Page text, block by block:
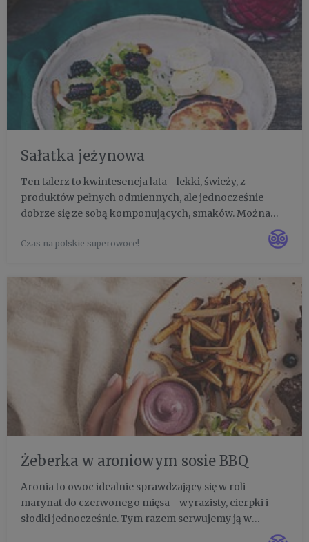
Sałatka jeżynowa
Ten talerz to kwintesencja lata - lekki, świeży, z
produktów pełnych odmiennych, ale jednocześnie
dobrze się ze sobą komponujących, smaków. Można
sytuacja niż w przypadku czasochłonnej sałatki
Czas na polskie superowoce!
Żeberka w aroniowym sosie BBQ
Aronia to owoc idealnie sprawdzający się w roli
marynat do czerwonego mięsa - wyrazisty, cierpki i
słodki jednocześnie. Tym razem serwujemy ją w